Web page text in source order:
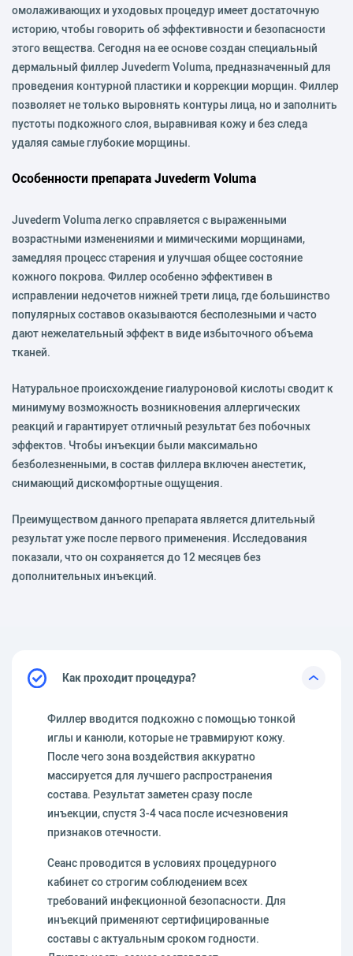
омолаживающих и уходовых процедур имеет достаточную
историю, чтобы говорить об эффективности и безопасности
этого вещества. Сегодня на ее основе создан специальный
дермальный филлер Juvederm Voluma, предназначенный для
проведения контурной пластики и коррекции морщин. Филлер
позволяет не только выровнять контуры лица, но и заполнить
пустоты подкожного слоя, выравнивая кожу и без следа
удаляя самые глубокие морщины.
Особенности препарата Juvederm Voluma
Juvederm Voluma легко справляется с выраженными
возрастными изменениями и мимическими морщинами,
замедляя процесс старения и улучшая общее состояние
кожного покрова. Филлер особенно эффективен в
исправлении недочетов нижней трети лица, где большинство
популярных составов оказываются бесполезными и часто
дают нежелательный эффект в виде избыточного объема
тканей.
Натуральное происхождение гиалуроновой кислоты сводит к
минимуму возможность возникновения аллергических
реакций и гарантирует отличный результат без побочных
эффектов. Чтобы инъекции были максимально
безболезненными, в состав филлера включен анестетик,
снимающий дискомфортные ощущения.
Преимуществом данного препарата является длительный
результат уже после первого применения. Исследования
показали, что он сохраняется до 12 месяцев без
дополнительных инъекций.
Как проходит процедура?
Филлер вводится подкожно с помощью тонкой
иглы и канюли, которые не травмируют кожу.
После чего зона воздействия аккуратно
массируется для лучшего распространения
состава. Результат заметен сразу после
инъекции, спустя 3-4 часа после исчезновения
признаков отечности.
Сеанс проводится в условиях процедурного
кабинет со строгим соблюдением всех
требований инфекционной безопасности. Для
инъекций применяют сертифицированные
составы с актуальным сроком годности.